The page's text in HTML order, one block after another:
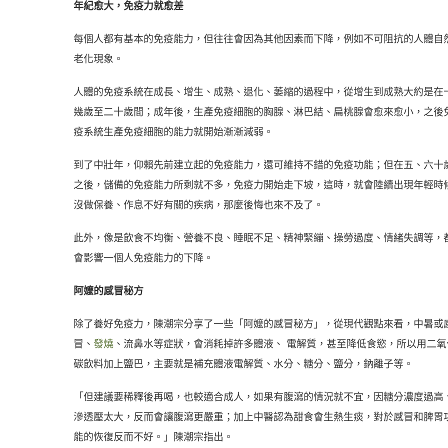
年紀愈大，免疫力就愈差
每個人都有基本的免疫能力，但往往會因為其他因素而下降，例如不可阻抗的人體自
老化現象。
人體的免疫系統在成長、增生、成熟、退化、萎縮的過程中，從增生到成熟大約是在
幾歲至二十歲間；成年後，生產免疫細胞的胸腺、淋巴結、扁桃腺會愈來愈小，之後
疫系統生產免疫細胞的能力就開始漸漸減弱。
到了中壯年，仰賴先前建立起的免疫能力，還可維持不錯的免疫功能；但在五、六十
之後，儲備的免疫能力所剩就不多，免疫力開始走下坡，這時，就會陸續出現年輕時
沒做保養、作息不好有關的疾病，那麼後悔也來不及了。
此外，像是飲食不均衡、營養不良、睡眠不足、精神緊繃、操勞過度、情緒失調等，
會影響一個人免疫能力的下降。
阿嬤的感冒秘方
除了養好免疫力，陳潮宗分享了一些「阿嬤的感冒秘方」，從現代觀點來看，中暑或
冒、 發燒 、流鼻水等症狀，會消耗掉許多體液、 電解質，甚至降低食慾，所以用二
碳飲料加上鹽巴，主要就是補充體液電解質、水分、糖分、鹽分，鈉離子等。
「但建議要稀釋後再喝，也較適合成人，如果有腹瀉的情況就不宜，因糖分濃度過高
滲透壓太大，反而會讓腹瀉更嚴重；加上中醫認為甜食會生熱生痰，對於感冒和脾胃
能的恢復反而不好。」陳潮宗指出。